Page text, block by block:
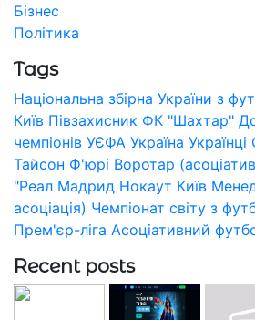
Бізнес
Політика
Tags
Національна збірна України з
Київ Півзахисник ФК "Шахтар"
чемпіонів УЄФА Україна Українці
Тайсон Ф'юрі Воротар
"Реал Мадрид Нокаут Київ
асоціація) Чемпіонат світу з
Прем'єр-ліга Асоціативний
Recent posts